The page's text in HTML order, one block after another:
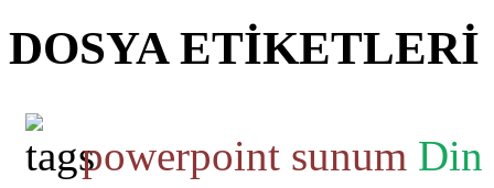
DOSYA ETİKETLERİ
powerpoint sunum Din